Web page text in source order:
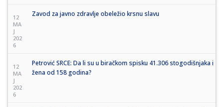
12
MA
J
202
6
Zavod za javno zdravlje obeležio krsnu slavu
12
MA
J
202
6
Petrović SRCE: Da li su u biračkom spisku 41.306 stogodišnjaka i
žena od 158 godina?